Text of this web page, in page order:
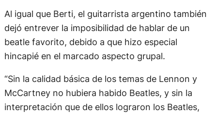
Al igual que Berti, el guitarrista argentino también
dejó entrever la imposibilidad de hablar de un
beatle favorito, debido a que hizo especial
hincapié en el marcado aspecto grupal.
“Sin la calidad básica de los temas de Lennon y
McCartney no hubiera habido Beatles, y sin la
interpretación que de ellos lograron los Beatles,